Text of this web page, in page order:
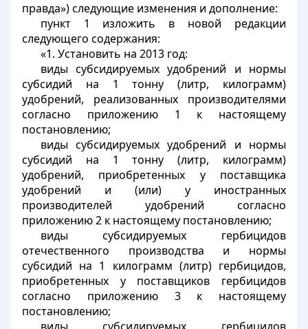
правда») следующие изменения и дополнение:
пункт 1 изложить в новой редакции
следующего содержания:
«1. Установить на 2013 год:
виды субсидируемых удобрений и нормы
субсидий на 1 тонну (литр, килограмм)
удобрений, реализованных производителями
согласно приложению 1 к настоящему
постановлению;
виды субсидируемых удобрений и нормы
субсидий на 1 тонну (литр, килограмм)
удобрений, приобретенных у поставщика
удобрений и (или) у иностранных
производителей удобрений согласно
приложению 2 к настоящему постановлению;
виды субсидируемых гербицидов
отечественного производства и нормы
субсидий на 1 килограмм (литр) гербицидов,
приобретенных у поставщиков гербицидов
согласно приложению 3 к настоящему
постановлению;